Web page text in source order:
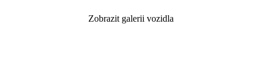
Zobrazit galerii vozidla